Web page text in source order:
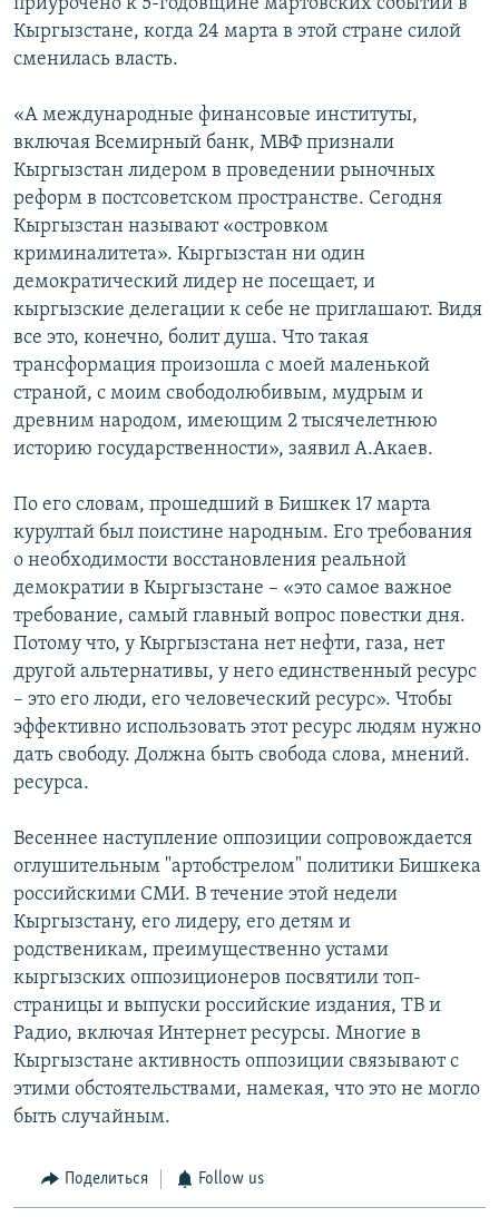
приурочено к 5-годовщине мартовских событий в
Кыргызстане, когда 24 марта в этой стране силой
сменилась власть.
«А международные финансовые институты,
включая Всемирный банк, МВФ признали
Кыргызстан лидером в проведении рыночных
реформ в постсоветском пространстве. Сегодня
Кыргызстан называют «островком
криминалитета». Кыргызстан ни один
демократический лидер не посещает, и
кыргызские делегации к себе не приглашают. Видя
все это, конечно, болит душа. Что такая
трансформация произошла с моей маленькой
страной, с моим свободолюбивым, мудрым и
древним народом, имеющим 2 тысячелетнюю
историю государственности», заявил А.Акаев.
По его словам, прошедший в Бишкек 17 марта
курултай был поистине народным. Его требования
о необходимости восстановления реальной
демократии в Кыргызстане – «это самое важное
требование, самый главный вопрос повестки дня.
Потому что, у Кыргызстана нет нефти, газа, нет
другой альтернативы, у него единственный ресурс
– это его люди, его человеческий ресурс». Чтобы
эффективно использовать этот ресурс людям нужно
дать свободу. Должна быть свобода слова, мнений.
ресурса.
Весеннее наступление оппозиции сопровождается
оглушительным "артобстрелом" политики Бишкека
российскими СМИ. В течение этой недели
Кыргызстану, его лидеру, его детям и
родственикам, преимущественно устами
кыргызских оппозиционеров посвятили топ-
страницы и выпуски российские издания, ТВ и
Радио, включая Интернет ресурсы. Многие в
Кыргызстане активность оппозиции связывают с
этими обстоятельствами, намекая, что это не могло
быть случайным.
Поделиться Follow us